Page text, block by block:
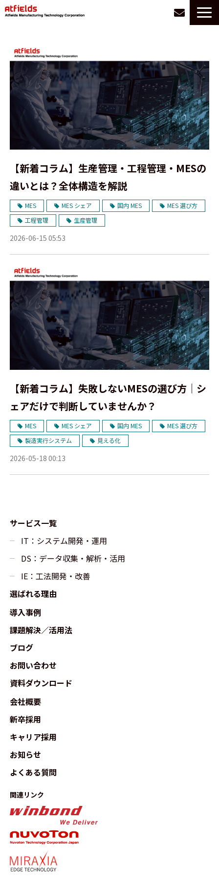
お悩み別に探す
導入事例
会社情報
お役立ち情報
採用
【新着コラム】生産管理・工程管理・MESの
違いとは？全体構造を解説
MES MES シェア 国内 MES
MES 選び方
工程管理
生産管理
2026-06-15 05:53
【新着コラム】失敗しないMESの選び方｜シ
ェアだけで判断していませんか？
MES MES シェア 国内 MES
MES 選び方
製造実行システム
見える化
2026-05-18 00:13
サービス一覧
IT：システム開発・運用
DS：データ収集・解析・活用
IE：工法開発・改善
選ばれる理由
導入事例
課題解決／活用法
ブログ
お問い合わせ
資料ダウンロード
会社概要
新卒採用
キャリア採用
お知らせ
よくある質問
関連リンク